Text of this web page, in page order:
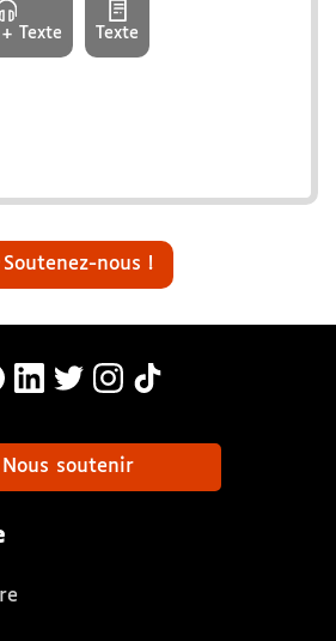
Texte Texte
Soutenez-nous !
MonaLira Sur Facebook (nouvelle
MonaLira Sur Linkedin
MonaLira Sur Twitter
MonaLira Sur
Nous soutenir